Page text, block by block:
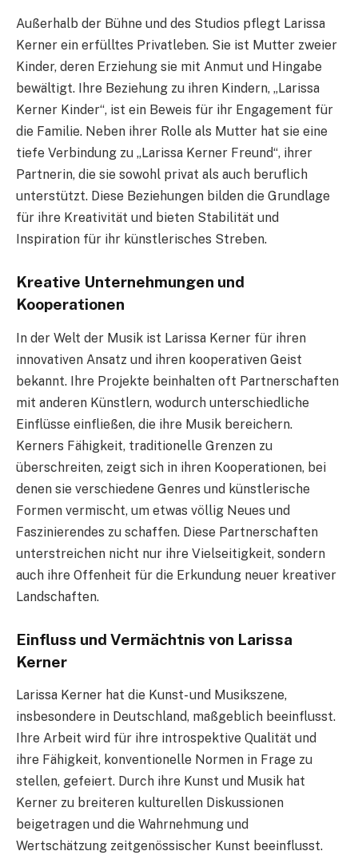
Außerhalb der Bühne und des Studios pflegt Larissa
Kerner ein erfülltes Privatleben. Sie ist Mutter zweier
Kinder, deren Erziehung sie mit Anmut und Hingabe
bewältigt. Ihre Beziehung zu ihren Kindern, „Larissa
Kerner Kinder“, ist ein Beweis für ihr Engagement für
die Familie. Neben ihrer Rolle als Mutter hat sie eine
tiefe Verbindung zu „Larissa Kerner Freund“, ihrer
Partnerin, die sie sowohl privat als auch beruflich
unterstützt. Diese Beziehungen bilden die Grundlage
für ihre Kreativität und bieten Stabilität und
Inspiration für ihr künstlerisches Streben.
Kreative Unternehmungen und
Kooperationen
In der Welt der Musik ist Larissa Kerner für ihren
innovativen Ansatz und ihren kooperativen Geist
bekannt. Ihre Projekte beinhalten oft Partnerschaften
mit anderen Künstlern, wodurch unterschiedliche
Einflüsse einfließen, die ihre Musik bereichern.
Kerners Fähigkeit, traditionelle Grenzen zu
überschreiten, zeigt sich in ihren Kooperationen, bei
denen sie verschiedene Genres und künstlerische
Formen vermischt, um etwas völlig Neues und
Faszinierendes zu schaffen. Diese Partnerschaften
unterstreichen nicht nur ihre Vielseitigkeit, sondern
auch ihre Offenheit für die Erkundung neuer kreativer
Landschaften.
Einfluss und Vermächtnis von Larissa
Kerner
Larissa Kerner hat die Kunst- und Musikszene,
insbesondere in Deutschland, maßgeblich beeinflusst.
Ihre Arbeit wird für ihre introspektive Qualität und
ihre Fähigkeit, konventionelle Normen in Frage zu
stellen, gefeiert. Durch ihre Kunst und Musik hat
Kerner zu breiteren kulturellen Diskussionen
beigetragen und die Wahrnehmung und
Wertschätzung zeitgenössischer Kunst beeinflusst.